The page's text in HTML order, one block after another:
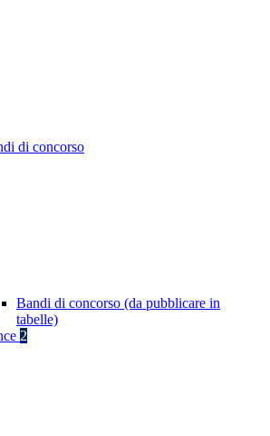
di concorso
Bandi di concorso (da pubblicare in
tabelle)
2